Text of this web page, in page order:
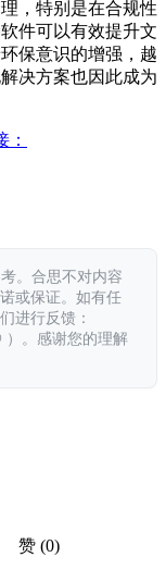
，特别是在合规性
件可以有效提升文
保意识的增强，越
决方案也因此成为
。合思不对内容
或保证。如有任
进行反馈：
）。感谢您的理解
赞 (0)